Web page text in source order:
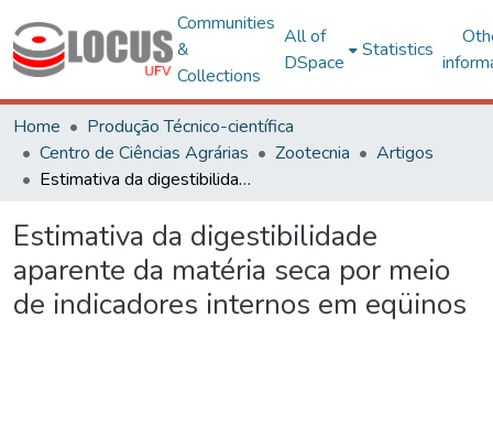
Communities
&
Collections
All of
DSpace
Statistics
Home
Produção Técnico-científica
Centro de Ciências Agrárias
Zootecnia
Artigos
Estimativa da digestibilidade aparente da matéria seca por meio de indicadores internos em eqüinos
Estimativa da digestibilidade
aparente da matéria seca por meio
de indicadores internos em eqüinos